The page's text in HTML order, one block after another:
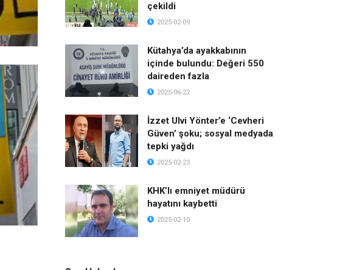
çekildi
2025-02-09
Kütahya’da ayakkabının
içinde bulundu: Değeri 550
daireden fazla
2025-06-22
İzzet Ulvi Yönter’e ‘Cevheri
Güven’ şoku; sosyal medyada
tepki yağdı
2025-02-23
KHK’lı emniyet müdürü
hayatını kaybetti
2025-02-10